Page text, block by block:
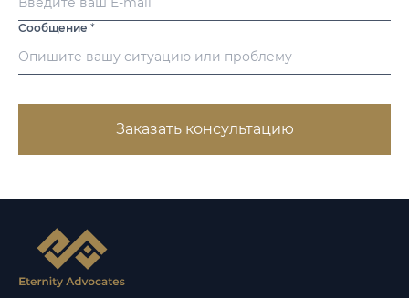
Сообщение *
Заказать консультацию